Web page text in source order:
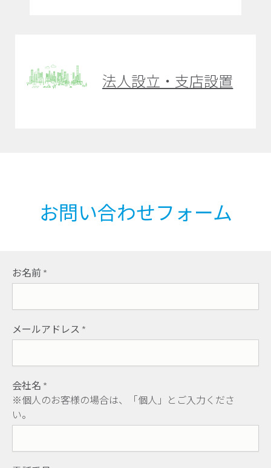
法人設立・支店設置
お問い合わせフォーム
お名前 *
メールアドレス *
会社名 *
※個人のお客様の場合は、「個人」とご入力くださ
い。